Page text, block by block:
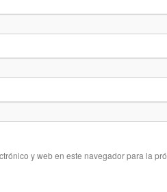
y web en este navegador para la